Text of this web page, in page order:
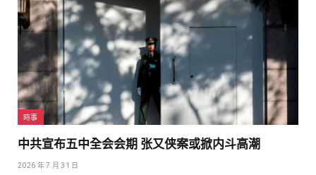
時事
中共宣布五中全会会期 张又侠案或掀内斗高潮
2026 年 7 月 31 日